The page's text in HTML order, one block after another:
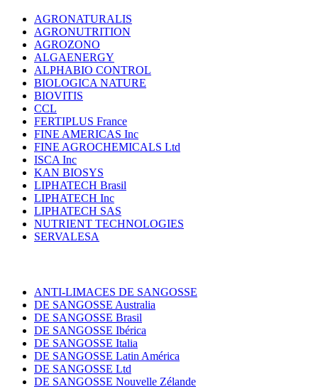
AGRONATURALIS
AGRONUTRITION
AGROZONO
ALGAENERGY
ALPHABIO CONTROL
BIOLOGICA NATURE
BIOVITIS
CCL
FERTIPLUS France
FINE AMERICAS Inc
FINE AGROCHEMICALS Ltd
ISCA Inc
KAN BIOSYS
LIPHATECH Brasil
LIPHATECH Inc
LIPHATECH SAS
NUTRIENT TECHNOLOGIES
SERVALESA
ANTI-LIMACES DE SANGOSSE
DE SANGOSSE Australia
DE SANGOSSE Brasil
DE SANGOSSE Ibérica
DE SANGOSSE Italia
DE SANGOSSE Latin América
DE SANGOSSE Ltd
DE SANGOSSE Nouvelle Zélande